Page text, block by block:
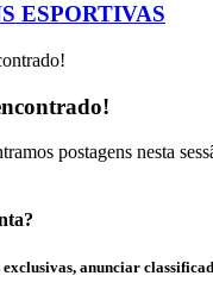
ESPORTIVAS
postagens nesta
anunciar